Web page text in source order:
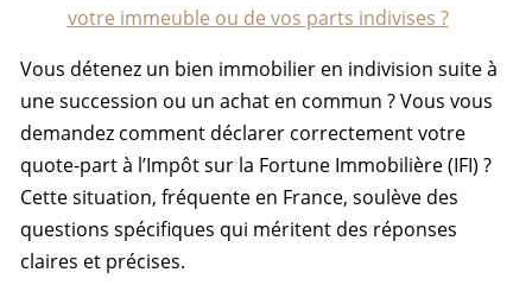
votre immeuble ou de vos parts indivises ?
Vous détenez un bien immobilier en indivision suite à
une succession ou un achat en commun ? Vous vous
demandez comment déclarer correctement votre
quote-partà l’Impôt sur la Fortune Immobilière (IFI) ?
Cette situation, fréquente en France, soulève des
questions spécifiques qui méritent des réponses
claires et précises.